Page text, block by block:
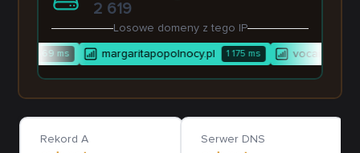
2 619
Losowe domeny z tego IP
669ms margaritapopolnocy.pl 1 175ms vocailnicka.pl
Rekord A Serwer DNS